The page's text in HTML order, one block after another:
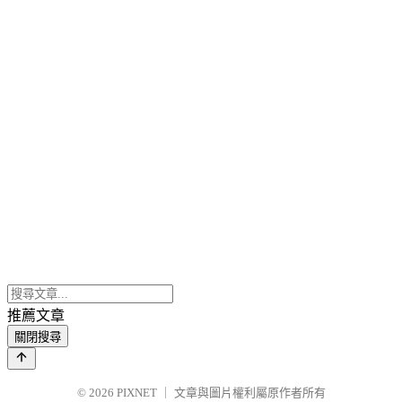
推薦文章
關閉搜尋
© 2026 PIXNET 文章與圖片權利屬原作者所有